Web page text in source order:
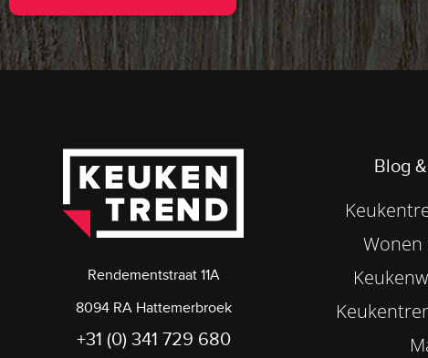
Rendementstraat 11A
8094 RA Hattemerbroek
+31 (0) 341 729 680
Blog
Wonen